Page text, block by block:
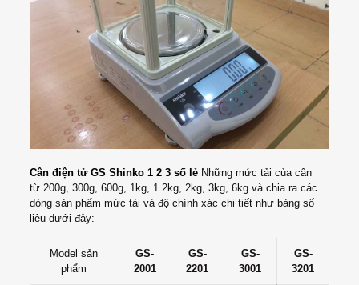
Cân điện tử GS Shinko 1 2 3 số lẻ Những mức tải của cân
từ 200g, 300g, 600g, 1kg, 1.2kg, 2kg, 3kg, 6kg và chia ra các
dòng sản phẩm mức tải và độ chính xác chi tiết như bảng số
liệu dưới đây:
Model sản
phẩm
GS-
2001
GS-
2201
GS-
3001
GS-
3201